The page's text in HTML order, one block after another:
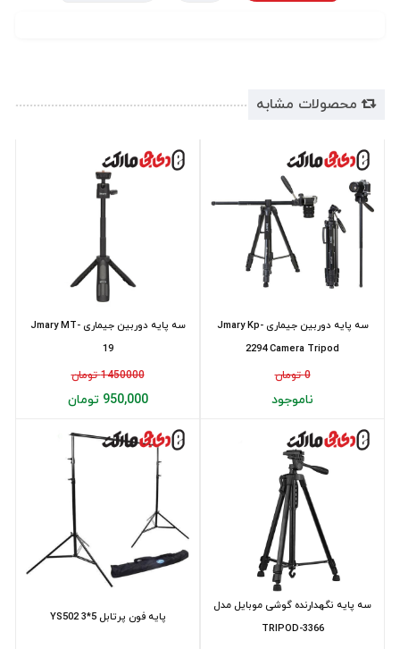
محصولات مشابه
سه پایه دوربین جیماری Jmary MT-
19
1450000 تومان
950,000 تومان
سه پایه دوربین جیماری Jmary Kp-
2294 Camera Tripod
0 تومان
ناموجود
پایه فون پرتابل YS502 3*5
سه پایه نگهدارنده گوشی موبایل مدل
TRIPOD-3366